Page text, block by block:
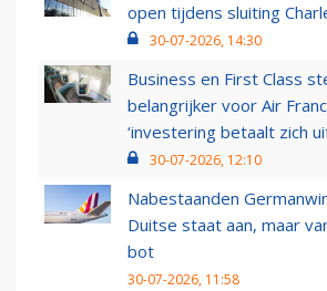
open tijdens sluiting
30-07-2026, 14:30
Business en First Class
belangrijker voor Air
‘investering betaalt zich
30-07-2026, 12:10
Nabestaanden
Duitse staat aan, maar
bot
30-07-2026, 11:58